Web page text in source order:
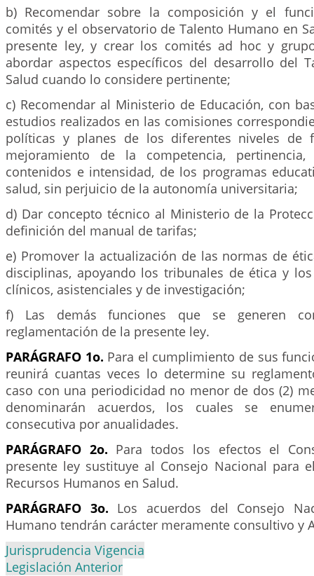
b) Recomendar sobre la composición y el
comités y el observatorio de Talento Humano en
presente ley, y crear los comités ad hoc y
abordar aspectos específicos del desarrollo del
Salud cuando lo considere pertinente;
c) Recomendar al Ministerio de Educación, con
estudios realizados en las comisiones
políticas y planes de los diferentes niveles de
mejoramiento de la competencia, pertinencia,
contenidos e intensidad, de los programas
salud, sin perjuicio de la autonomía universitaria;
d) Dar concepto técnico al Ministerio de la
definición del manual de tarifas;
e) Promover la actualización de las normas de
disciplinas, apoyando los tribunales de ética y
clínicos, asistenciales y de investigación;
f) Las demás funciones que se generen
reglamentación de la presente ley.
PARÁGRAFO 1o. Para el cumplimiento de sus
reunirá cuantas veces lo determine su
caso con una periodicidad no menor de dos (2)
denominarán acuerdos, los cuales se
consecutiva por anualidades.
PARÁGRAFO 2o. Para todos los efectos el
presente ley sustituye al Consejo Nacional para
Recursos Humanos en Salud.
PARÁGRAFO 3o. Los acuerdos del Consejo
Humano tendrán carácter meramente consultivo y
Jurisprudencia Vigencia
Legislación Anterior